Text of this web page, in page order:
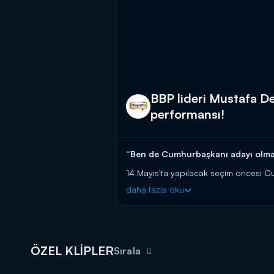
BBP lideri Mustafa
performansı!
“Ben de Cumhurbaşkanı adayı
14 Mayıs'ta yapılacak seçim öncesi
açıklamalarda bulundu. Millet
Karadeniz’ şarkısını söyleyen
daha fazla oku
ÖZEL KLİPLERSırala